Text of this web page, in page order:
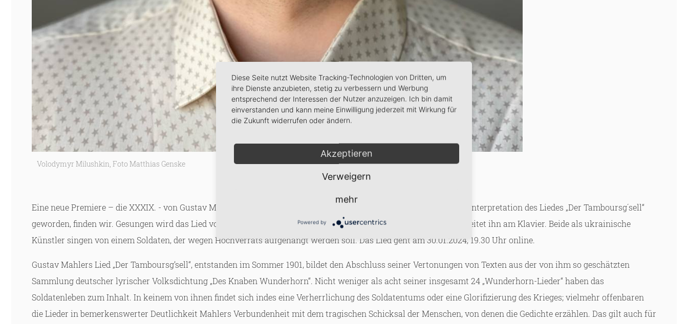
Volodymyr Milushkin, Foto Matthias Genske
Eine neue Premiere – die XXXIX. - von Gustav Mahlers Lieder steht in Kürze an: Es ist eine ganz besonders schöne Interpretation des Liedes „Der Tamboursg´sell“
geworden, finden wir. Gesungen wird das Lied von
Volodymyr Milushkin(Bassbariton),Julia Seckler
Künstler singen von einem Soldaten, der wegen Hochverrats aufgehängt werden soll. Das Lied geht am 30.01.2024, 19.30 Uhr online.
Gustav Mahlers Lied „Der Tamboursg’sell“, entstanden im Sommer 1901, bildet den Abschluss seiner Vertonungen von Texten aus der von ihm so geschätzten
Sammlung deutscher lyrischer Volksdichtung „Des Knaben Wunderhorn“. Nicht weniger als acht seiner insgesamt 24 „Wunderhorn-Lieder“ haben das
Soldatenleben zum Inhalt. In keinem von ihnen findet sich indes eine Verherrlichung des Soldatentums oder eine Glorifizierung des Krieges; vielmehr offenbaren
die Lieder in bemerkenswerter Deutlichkeit Mahlers Verbundenheit mit dem tragischen Schicksal der Menschen, von denen die Gedichte erzählen. Das gilt auch für
Diese Seite nutzt Website Tracking-Technologien von Dritten, um
ihre Dienste anzubieten, stetig zu verbessern und Werbung
entsprechend der Interessen der Nutzer anzuzeigen. Ich bin damit
einverstanden und kann meine Einwilligung jederzeit mit Wirkung für
die Zukunft widerrufen oder ändern.
Akzeptieren
Verweigern
mehr
Powered by